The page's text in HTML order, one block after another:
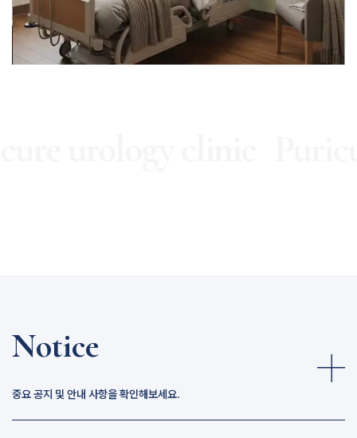
Notice
중요 공지 및 안내 사항을 확인해보세요.